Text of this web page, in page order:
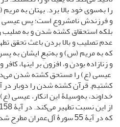
را به‌سوى خود بالا برد. بهتان به
و فرزندش نامشروع است؛ پس عیسی
بلکه استحقاق کشته شدن و به
عدم تصلیب و بالا بردن باعث تحقق
که به مریم (س) و به‌تبعِ ایشان به
و زنازاده بودن و، افزون بر اینها،
عیسی (ع) را مستحق کشته شدن
خداوند، به‌وسیلۀ این انکار، عیسی
که در آیۀ 55 سورۀ آل‌عمران مطرح شد بود بیان می‌شود.